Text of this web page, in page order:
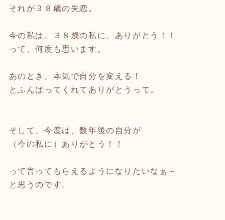
それが３８歳の失恋。
今の私は、３８歳の私に、ありがとう！！
って、何度も思います。
あのとき、本気で自分を変える！
とふんばってくれてありがとうって。
そして、今度は、数年後の自分が
（今の私に）ありがとう！！
って言ってもらえるようになりたいなぁ～
と思うのです。